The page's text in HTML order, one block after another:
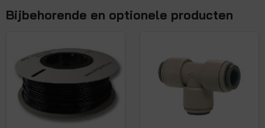
Bijbehorende en optionele producten